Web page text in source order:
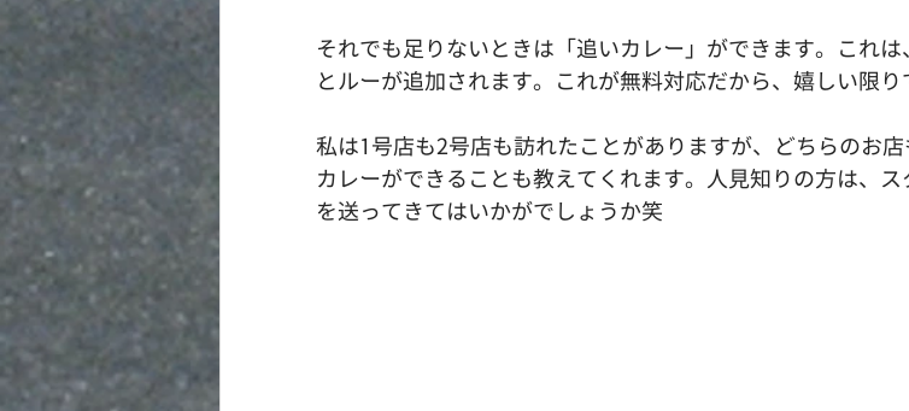
それでも足りないときは「追いカレー」ができます。これ
とルーが追加されます。これが無料対応だから、嬉しい限り
私は1号店も2号店も訪れたことがありますが、どちらのお
カレーができることも教えてくれます。人見知りの方は、
を送ってきてはいかがでしょうか笑